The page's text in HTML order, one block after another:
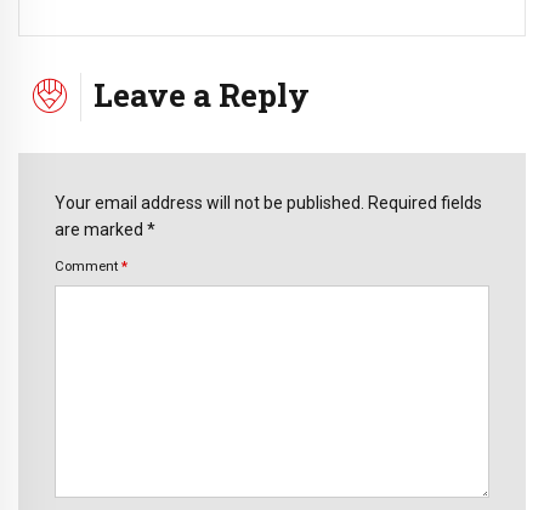
Leave a Reply
Your email address will not be published. Required fields
are marked *
Comment *